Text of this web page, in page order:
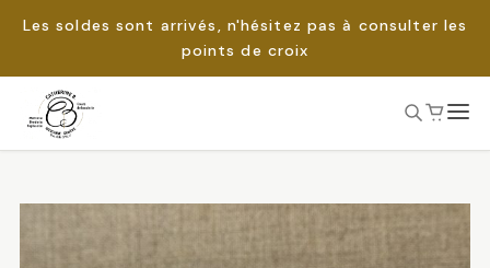
Les soldes sont arrivés, n'hésitez pas à consulter les
points de croix
Passer